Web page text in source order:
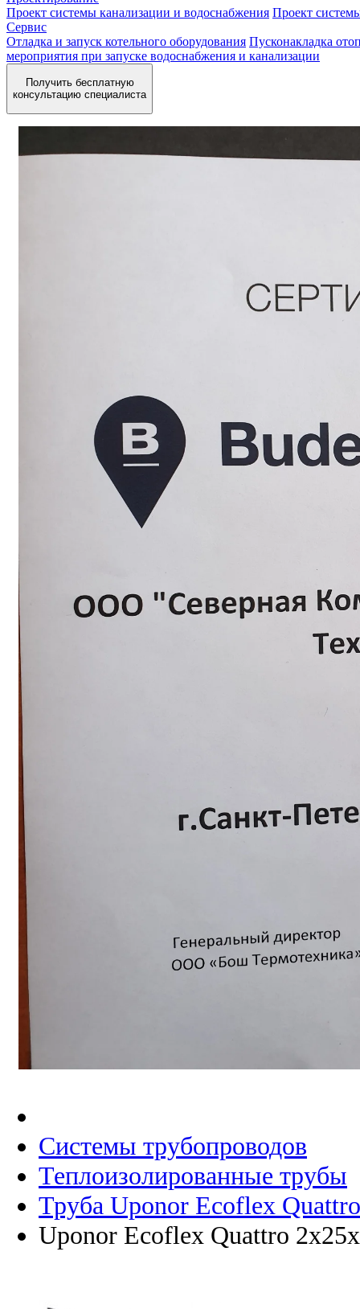
Проект системы канализации и водоснабжения Проект
Сервис
Отладка и запуск котельного оборудования Пусконакладка
мероприятия при запуске водоснабжения и канализации
Получить бесплатную
консультацию специалиста
Системы трубопроводов
Теплоизолированные трубы
Труба Uponor Ecoflex Quattro
Uponor Ecoflex Quattro